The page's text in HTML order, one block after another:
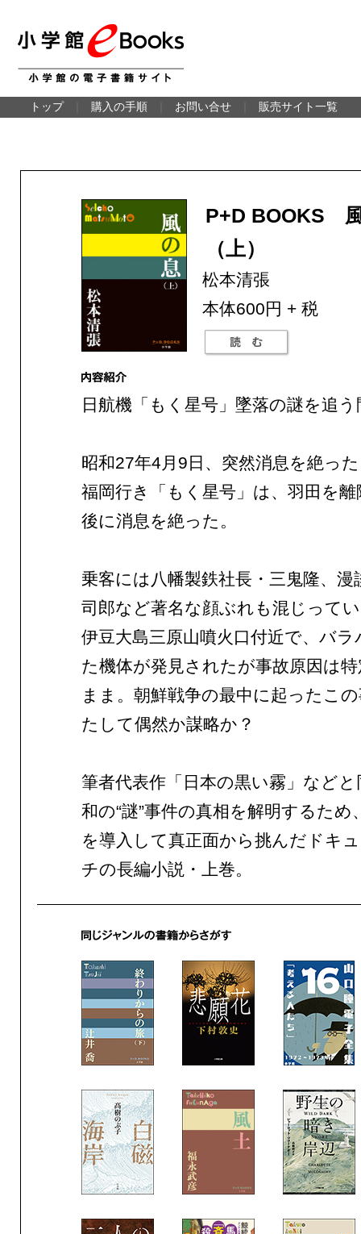
トップ 購入の手順 お問い合せ 販売サイト一覧
P+D BOOKS
（上）
松本清張
本体600円 + 税
日航機「もく星号」墜落の謎を追う
昭和27年4月9日、突然消息を絶っ
福岡行き「もく星号」は、羽田を
後に消息を絶った。
乗客には八幡製鉄社長・三鬼隆、漫
司郎など著名な顔ぶれも混じって
伊豆大島三原山噴火口付近で、バ
た機体が発見されたが事故原因は
まま。朝鮮戦争の最中に起ったこ
たして偶然か謀略か？
筆者代表作「日本の黒い霧」など
和の“謎”事件の真相を解明するため
を導入して真正面から挑んだドキ
チの長編小説・上巻。